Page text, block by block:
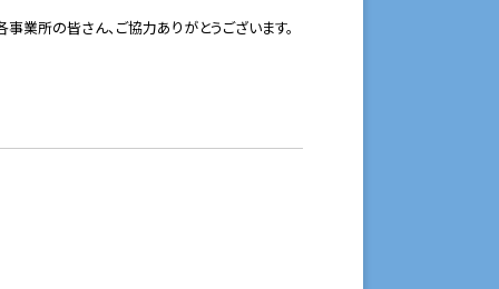
業所の皆さん、ご協力ありがとうございます。